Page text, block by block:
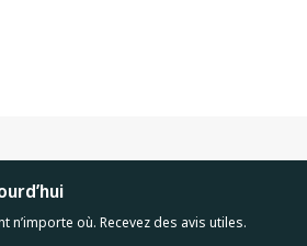
n’importe où. Recevez des avis utiles.